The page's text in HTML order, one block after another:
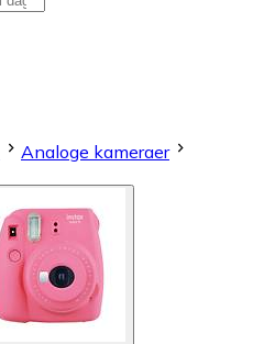
Analoge kameraer